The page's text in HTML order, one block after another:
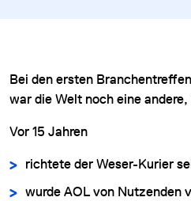
Bei den ersten
war die Welt noch eine
Vor 15 Jahren
richtete der Weser-Kurier
wurde AOL von Nutzenden